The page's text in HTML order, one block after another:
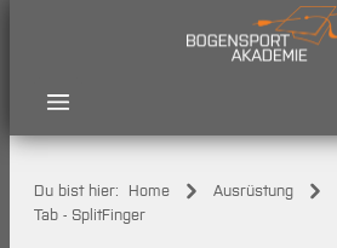
Du bist hier: Home Ausrüstung
Tab - SplitFinger